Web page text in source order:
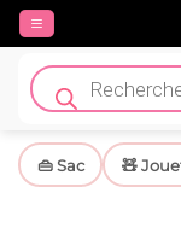
Passer
contenu
Recherche
de
produits
👜 Sac 🧸